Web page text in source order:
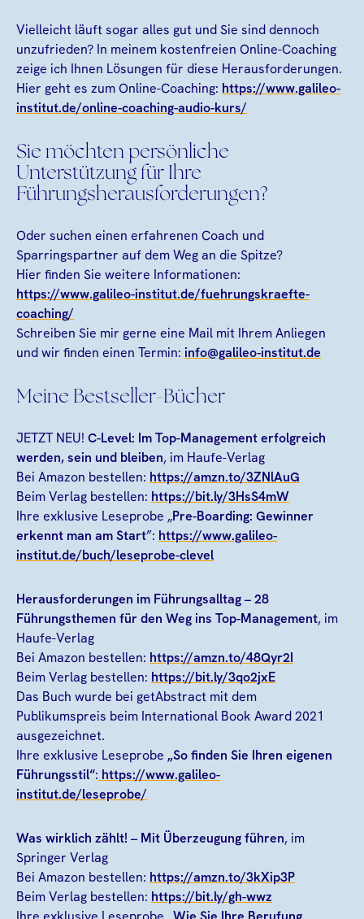
Vielleicht läuft sogar alles gut und Sie sind dennoch
unzufrieden? In meinem kostenfreien Online-Coaching
zeige ich Ihnen Lösungen für diese Herausforderungen.
Hier geht es zum Online-Coaching: https://www.galileo-
institut.de/online-coaching-audio-kurs/
Sie möchten persönliche
Unterstützung für Ihre
Führungsherausforderungen?
Oder suchen einen erfahrenen Coach und
Sparringspartner auf dem Weg an die Spitze?
Hier finden Sie weitere Informationen:
https://www.galileo-institut.de/fuehrungskraefte-
coaching/
Schreiben Sie mir gerne eine Mail mit Ihrem Anliegen
und wir finden einen Termin: info@galileo-institut.de
Meine Bestseller-Bücher
JETZT NEU! C-Level: Im Top-Management erfolgreich
werden, sein und bleiben, im Haufe-Verlag
Bei Amazon bestellen: https://amzn.to/3ZNlAuG
Beim Verlag bestellen: https://bit.ly/3HsS4mW
Ihre exklusive Leseprobe „Pre-Boarding: Gewinner
erkennt man am Start”: https://www.galileo-
institut.de/buch/leseprobe-clevel
Herausforderungen im Führungsalltag– 28
Führungsthemen für den Weg ins Top-Management, im
Haufe-Verlag
Bei Amazon bestellen: https://amzn.to/48Qyr2I
Beim Verlag bestellen: https://bit.ly/3qo2jxE
Das Buch wurde bei getAbstract mit dem
Publikumspreis beim International Book Award 2021
ausgezeichnet.
Ihre exklusive Leseprobe „So finden Sie Ihren eigenen
Führungsstil“: https://www.galileo-
institut.de/leseprobe/
Was wirklich zählt! – Mit Überzeugung führen, im
Springer Verlag
Bei Amazon bestellen: https://amzn.to/3kXip3P
Beim Verlag bestellen: https://bit.ly/gh-wwz